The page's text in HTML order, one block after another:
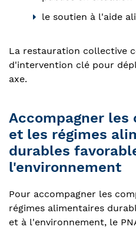
le soutien à l'aide
La restauration collective
d'intervention clé pour
axe.
Accompagner
et les régimes
durables
l'environnement
Pour accompagner les
régimes alimentaires
et à l'environnement, le